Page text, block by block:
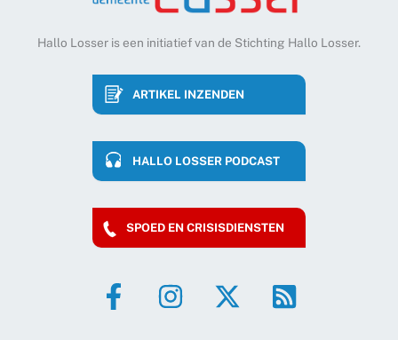
Hallo Losser is een initiatief van de Stichting Hallo Losser.
ARTIKEL INZENDEN
HALLO LOSSER PODCAST
SPOED EN CRISISDIENSTEN